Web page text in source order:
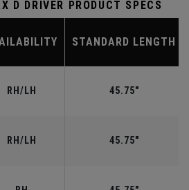
D DRIVER PRODUCT SPECS
STANDARD LENGTH
RH/LH 45.75"
RH/LH 45.75"